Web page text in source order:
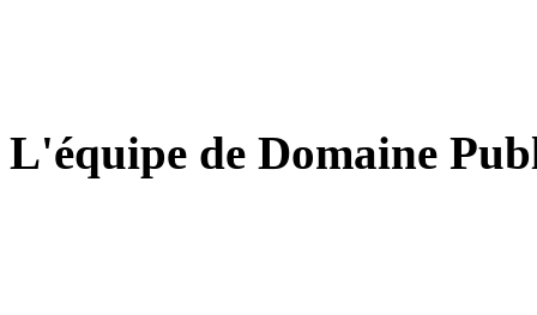
L'équipe de Domaine